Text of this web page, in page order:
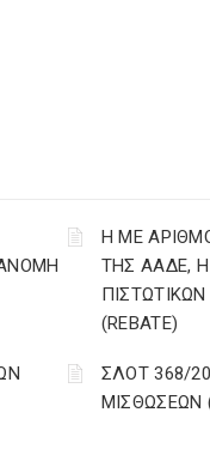
Η ΜΕ
ΤΗΣ ΑΑΔΕ,
(REBATE)
ΣΛΟΤ 368/
ΜΙΣΘΩΣΕΩΝ